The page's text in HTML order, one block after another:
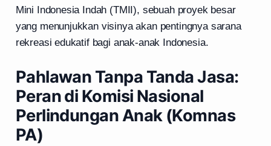
Mini Indonesia Indah (TMII), sebuah proyek besar
yang menunjukkan visinya akan pentingnya sarana
rekreasi edukatif bagi anak-anak Indonesia.
Pahlawan Tanpa Tanda Jasa:
Peran di Komisi Nasional
Perlindungan Anak (Komnas
PA)